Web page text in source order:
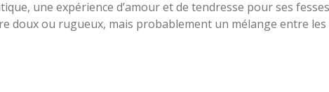
une expérience d’amour et de tendresse pour ses
doux ou rugueux, mais probablement un mélange entre les